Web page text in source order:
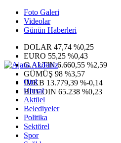
Foto Galeri
Videolar
Günün Haberleri
DOLAR 47,74 %0,25
EURO 55,25 %0,43
G.ALTIN6.660,55 %2,59
GÜMÜŞ 98 %3,57
IMKB 13.779,39 %-0,14
BITCOIN 65.238 %0,23
Otel
Ulusal
Aktüel
Belediyeler
Politika
Sektörel
Spor